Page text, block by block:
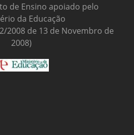
de Ensino apoiado pelo
da Educação
2008 de 13 de Novembro de
2008)